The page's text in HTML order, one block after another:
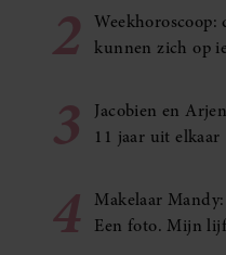
2
Weekhoroscoop:
kunnen zich op
3
Jacobien en
11 jaar uit elkaar
4
Makelaar
Een foto. Mijn lijf